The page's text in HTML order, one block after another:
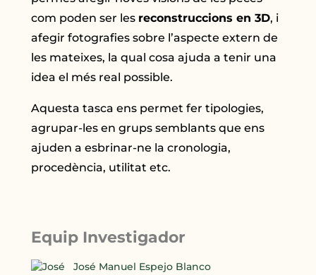
com poden ser les reconstruccions en 3D, i
afegir fotografies sobre l’aspecte extern de
les mateixes, la qual cosa ajuda a tenir una
idea el més real possible.
Aquesta tasca ens permet fer tipologies,
agrupar-les en grups semblants que ens
ajuden a esbrinar-ne la cronologia,
procedència, utilitat etc.
Equip Investigador
José Manuel Espejo Blanco